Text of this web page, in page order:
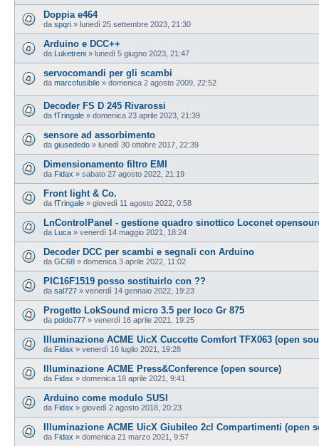
Doppia e464
da spqri » lunedì 25 settembre 2023, 21:30
Arduino e DCC++
da Luketreni » lunedì 5 giugno 2023, 21:47
servocomandi per gli scambi
da marcofusibile » domenica 2 agosto 2009, 22:52
Decoder FS D 245 Rivarossi
da fTringale » domenica 23 aprile 2023, 21:39
sensore ad assorbimento
da giusededo » lunedì 30 ottobre 2017, 22:39
Dimensionamento filtro EMI
da Fidax » sabato 27 agosto 2022, 21:19
Front light & Co.
da fTringale » giovedì 11 agosto 2022, 0:58
LnControlPanel - gestione quadro sinottico Loconet
da Luca » venerdì 14 maggio 2021, 18:24
Decoder DCC per scambi e segnali con Arduino
da GC68 » domenica 3 aprile 2022, 11:02
PIC16F1519 posso sostituirlo con ??
da sal727 » venerdì 14 gennaio 2022, 19:23
Progetto LokSound micro 3.5 per loco Gr 875
da poldo777 » venerdì 16 aprile 2021, 19:25
Illuminazione ACME UicX Cuccette Comfort TFX063 (open
da Fidax » venerdì 16 luglio 2021, 19:28
Illuminazione ACME Press&Conference (open source)
da Fidax » domenica 18 aprile 2021, 9:41
Arduino come modulo SUSI
da Fidax » giovedì 2 agosto 2018, 20:23
Illuminazione ACME UicX Giubileo 2cl Compartimenti (open
da Fidax » domenica 21 marzo 2021, 9:57